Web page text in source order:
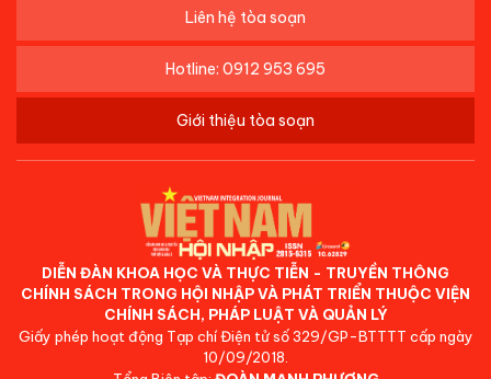
Liên hệ tòa soạn
Hotline: 0912 953 695
Giới thiệu tòa soạn
DIỄN ĐÀN KHOA HỌC VÀ THỰC TIỄN - TRUYỀN THÔNG
CHÍNH SÁCH TRONG HỘI NHẬP VÀ PHÁT TRIỂN THUỘC VIỆN
CHÍNH SÁCH, PHÁP LUẬT VÀ QUẢN LÝ
Giấy phép hoạt động Tạp chí Điện tử số 329/GP-BTTTT cấp ngày
10/09/2018.